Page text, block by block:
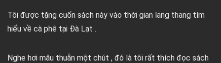
Tôi được tặng cuốn sách này vào thời gian lang thang tìm
hiểu về cà phê tại Đà Lạt .
Nghe hơi mâu thuẫn một chút , đó là tôi rất thích đọc sách